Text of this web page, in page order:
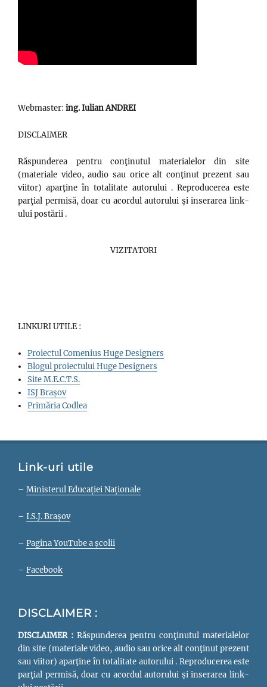
Webmaster: ing. Iulian ANDREI
DISCLAIMER
Răspunderea pentru conţinutul materialelor din site
(materiale video, audio sau orice alt conţinut prezent sau
viitor) aparţine în totalitate autorului . Reproducerea este
parţial permisă, doar cu acordul autorului şi inserarea link-
ului postării .
VIZITATORI
LINKURI UTILE :
Proiectul Comenius Huge Designers
Blogul proiectului Huge Designers
Site M.E.C.T.S.
ISJ Brașov
Primăria Codlea
Link-uri utile
– Ministerul Educației Naționale
– I.S.J. Brașov
– Pagina YouTube a școlii
– Facebook
DISCLAIMER :
DISCLAIMER : Răspunderea pentru conţinutul materialelor
din site (materiale video, audio sau orice alt conţinut prezent
sau viitor) aparţine în totalitate autorului . Reproducerea este
parţial permisă, doar cu acordul autorului şi inserarea link-